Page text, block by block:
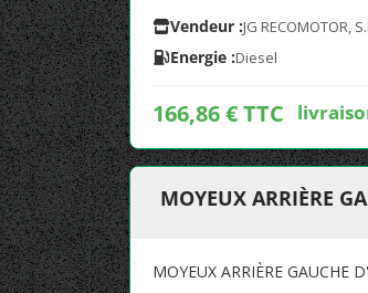
Vendeur :JG RECOMOTOR,
Energie :Diesel
166,86 € TTC
MOYEUX ARRIÈRE
MOYEUX ARRIÈRE GAUCHE